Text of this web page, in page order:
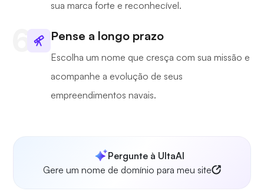
sua marca forte e reconhecível.
Pense a longo prazo
Escolha um nome que cresça com sua missão e
acompanhe a evolução de seus
empreendimentos navais.
Pergunte à UltaAI
Gere um nome de domínio para meu site